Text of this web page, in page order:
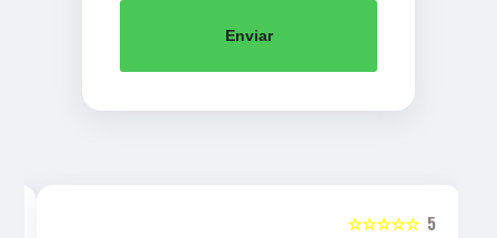
Enviar
5
☆☆☆☆☆